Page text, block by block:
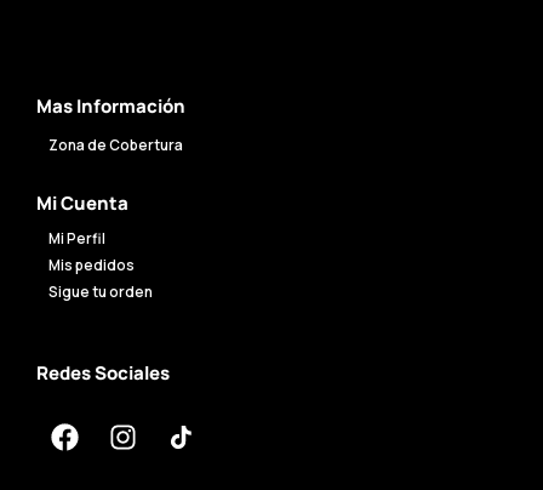
Mas Información
Zona de Cobertura
Mi Cuenta
Mi Perfil
Mis pedidos
Sigue tu orden
Redes Sociales